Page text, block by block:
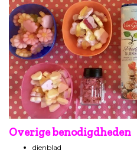
Overige benodigdheden
dienblad